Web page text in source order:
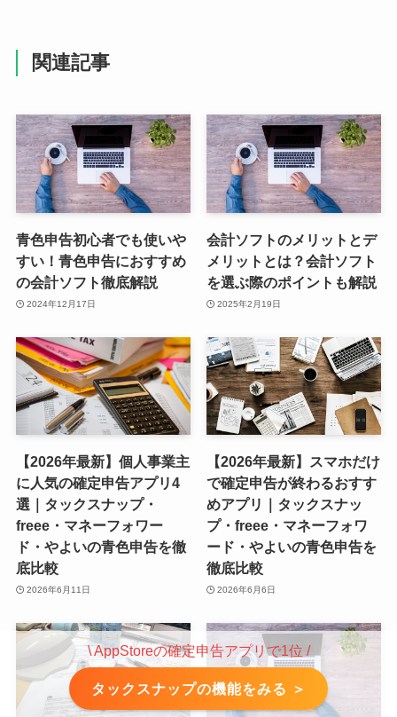
関連記事
青色申告初心者でも使いや
すい！青色申告におすすめ
の会計ソフト徹底解説
2024年12月17日
会計ソフトのメリットとデ
メリットとは？会計ソフト
を選ぶ際のポイントも解説
2025年2月19日
【2026年最新】個人事業主
に人気の確定申告アプリ4
選｜タックスナップ・
freee・マネーフォワー
ド・やよいの青色申告を徹
底比較
2026年6月11日
【2026年最新】スマホだけ
で確定申告が終わるおすす
めアプリ｜タックスナッ
プ・freee・マネーフォワ
ード・やよいの青色申告を
徹底比較
2026年6月6日
\ AppStoreの確定申告アプリで1位 /
タックスナップの機能をみる ＞